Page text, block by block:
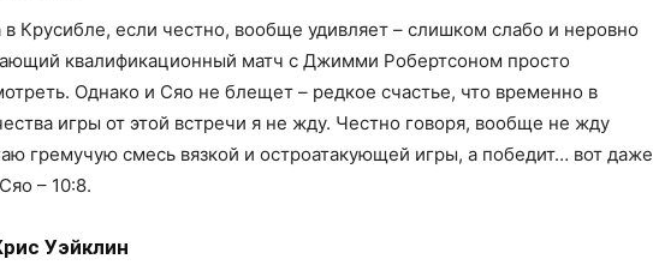
Крусибле, если честно, вообще удивляет – слишком слабо и неровно
квалификационный матч с Джимми Робертсоном просто
Однако и Сяо не блещет – редкое счастье, что временно в
игры от этой встречи я не жду. Честно говоря, вообще не жду
гремучую смесь вязкой и остроатакующей игры, а победит… вот даже
– 10:8.
Уэйклин